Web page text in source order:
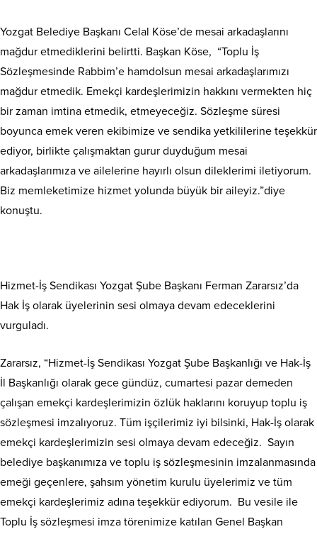
Yozgat Belediye Başkanı Celal Köse’de mesai arkadaşlarını
mağdur etmediklerini belirtti. Başkan Köse, “Toplu İş
Sözleşmesinde Rabbim’e hamdolsun mesai arkadaşlarımızı
mağdur etmedik. Emekçi kardeşlerimizin hakkını vermekten hiç
bir zaman imtina etmedik, etmeyeceğiz. Sözleşme süresi
boyunca emek veren ekibimize ve sendika yetkililerine teşekkür
ediyor, birlikte çalışmaktan gurur duyduğum mesai
arkadaşlarımıza ve ailelerine hayırlı olsun dileklerimi iletiyorum.
Biz memleketimize hizmet yolunda büyük bir aileyiz.”diye
konuştu.
Hizmet-İş Sendikası Yozgat Şube Başkanı Ferman Zararsız’da
Hak İş olarak üyelerinin sesi olmaya devam edeceklerini
vurguladı.
Zararsız, “Hizmet-İş Sendikası Yozgat Şube Başkanlığı ve Hak-İş
İl Başkanlığı olarak gece gündüz, cumartesi pazar demeden
çalışan emekçi kardeşlerimizin özlük haklarını koruyup toplu iş
sözleşmesi imzalıyoruz. Tüm işçilerimiz iyi bilsinki, Hak-İş olarak
emekçi kardeşlerimizin sesi olmaya devam edeceğiz. Sayın
belediye başkanımıza ve toplu iş sözleşmesinin imzalanmasında
emeği geçenlere, şahsım yönetim kurulu üyelerimiz ve tüm
emekçi kardeşlerimiz adına teşekkür ediyorum. Bu vesile ile
Toplu İş sözleşmesi imza törenimize katılan Genel Başkan